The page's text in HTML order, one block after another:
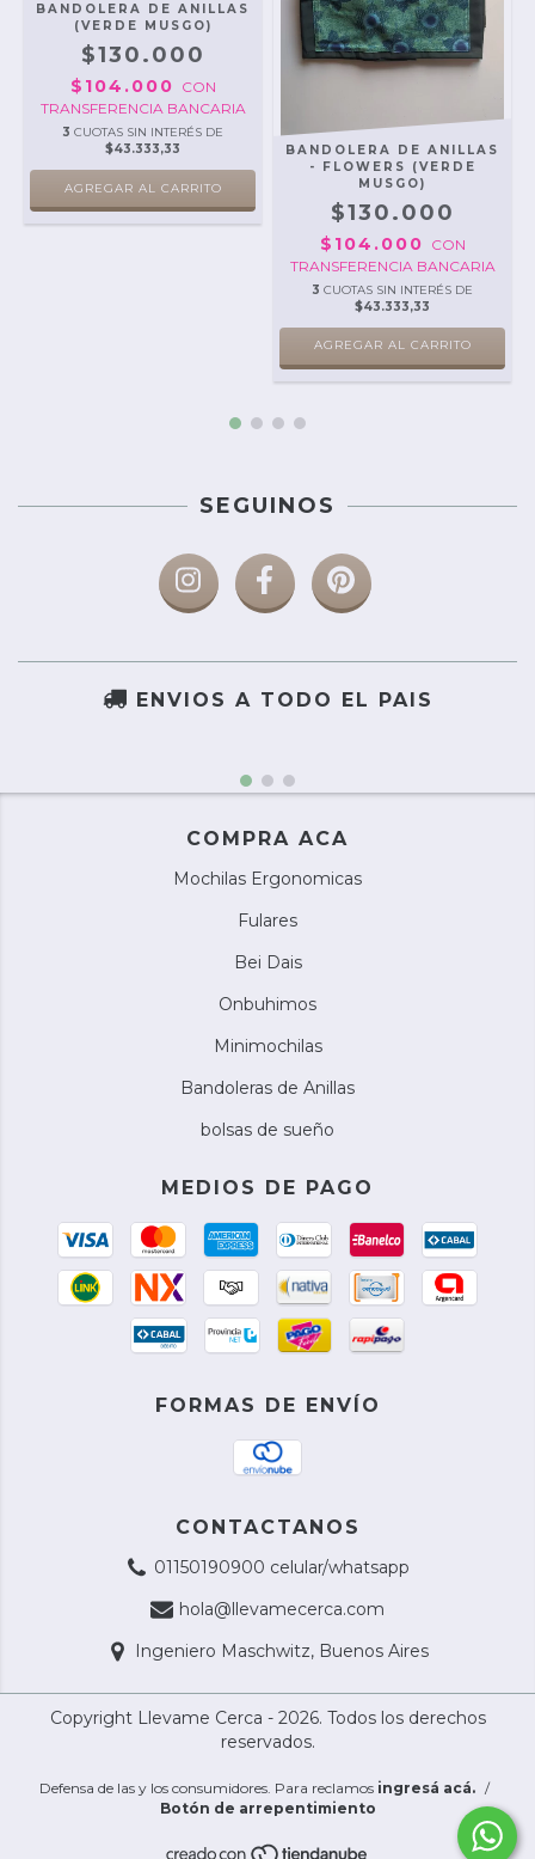
BANDOLERA DE ANILLAS
(VERDE MUSGO)
$130.000
$104.000 CON
TRANSFERENCIA BANCARIA
3 CUOTAS SIN INTERÉS DE
$43.333,33
BANDOLERA DE ANILLAS
- FLOWERS (VERDE
MUSGO)
$130.000
$104.000 CON
TRANSFERENCIA BANCARIA
3 CUOTAS SIN INTERÉS DE
$43.333,33
SEGUINOS
ENVIOS A TODO EL PAIS
COMPRA ACA
Mochilas Ergonomicas
Fulares
Bei Dais
Onbuhimos
Minimochilas
Bandoleras de Anillas
bolsas de sueño
MEDIOS DE PAGO
FORMAS DE ENVÍO
CONTACTANOS
01150190900 celular/whatsapp
hola@llevamecerca.com
Ingeniero Maschwitz, Buenos Aires
Copyright Llevame Cerca - 2026. Todos los derechos
reservados.
Defensa de las y los consumidores. Para reclamos ingresá acá. /
Botón de arrepentimiento